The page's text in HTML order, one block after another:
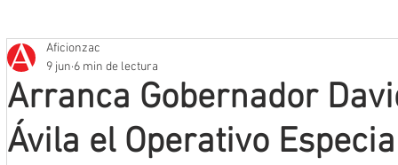
Que no se olvide
Mineros LNBP
Arranca Gobernador
Ávila el Operativo
Aficionzac
9 jun 6 min de lectura